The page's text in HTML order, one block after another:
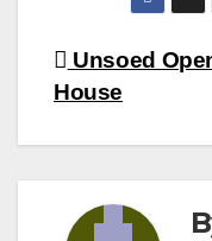
Navigasi
pos
Unsoed
House